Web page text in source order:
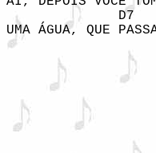
D7
UMA ÁGUA, QUE